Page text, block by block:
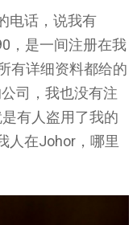
电话，说我有
，是一间注册在我
有详细资料都给的
司，我也没有注
有人盗用了我的
人在Johor，哪里